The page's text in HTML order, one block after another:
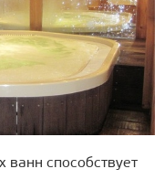
ванн способствует